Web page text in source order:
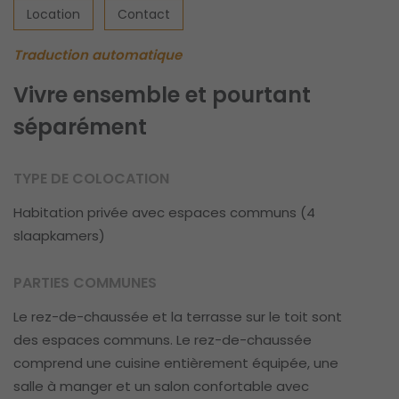
Location Contact
Traduction automatique
Vivre ensemble et pourtant
séparément
TYPE DE COLOCATION
Habitation privée avec espaces communs (4
slaapkamers)
PARTIES COMMUNES
Le rez-de-chaussée et la terrasse sur le toit sont
des espaces communs. Le rez-de-chaussée
comprend une cuisine entièrement équipée, une
salle à manger et un salon confortable avec